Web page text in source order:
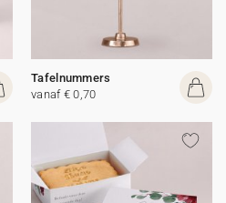
Tafelnummers
vanaf € 0,70